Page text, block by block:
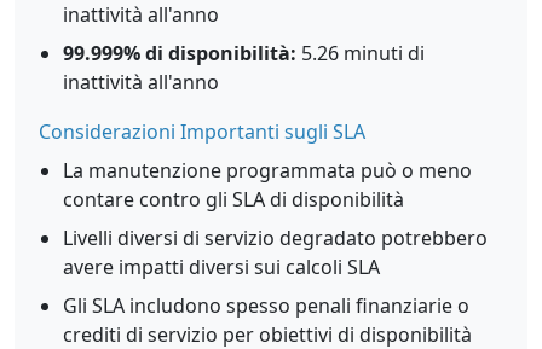
inattività all'anno
99.999% di disponibilità: 5.26 minuti di
inattività all'anno
Considerazioni Importanti sugli SLA
La manutenzione programmata può o meno
contare contro gli SLA di disponibilità
Livelli diversi di servizio degradato potrebbero
avere impatti diversi sui calcoli SLA
Gli SLA includono spesso penali finanziarie o
crediti di servizio per obiettivi di disponibilità